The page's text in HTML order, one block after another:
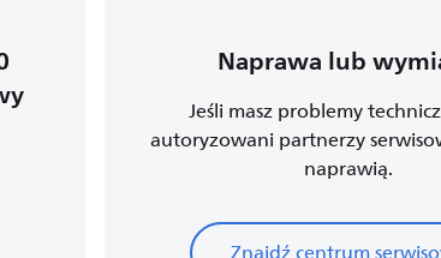
Naprawa lub
Jeśli masz problemy
autoryzowani partnerzy
naprawią.